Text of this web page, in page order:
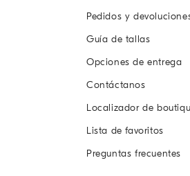
Pedidos y
Guía de tallas
Opciones de entrega
Contáctanos
Localizador de
Lista de favoritos
Preguntas frecuentes